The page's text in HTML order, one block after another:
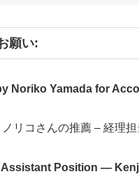
願い:
Noriko Yamada for
ノリコさんの推薦 – 経理担
Assistant Position —